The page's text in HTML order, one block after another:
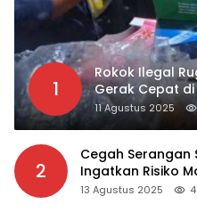
1
Rokok Ilegal
Gerak Cepat
11 Agustus 2025
2
Cegah Serangan
Ingatkan Risiko
13 Agustus 2025